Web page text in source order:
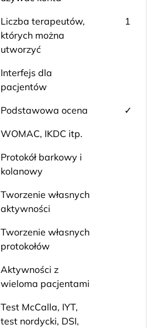
Liczba terapeutów,
których można
utworzyć
1
Interfejs dla
pacjentów
Podstawowa ocena
✓
WOMAC, IKDC itp.
Protokół barkowy i
kolanowy
Tworzenie własnych
aktywności
Tworzenie własnych
protokołów
Aktywności z
wieloma pacjentami
Test McCalla, IYT,
test nordycki, DSI,